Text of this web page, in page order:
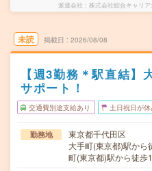
派遣会社 株式会社綜合キャリ
未読 掲載日 2026/08/08
【週3勤務＊駅直結】
サポート！
交通費別途支給あり 土日祝日が休
勤務地
東京都千代田区
大手町(東京都)駅から
町(東京都)駅から徒歩